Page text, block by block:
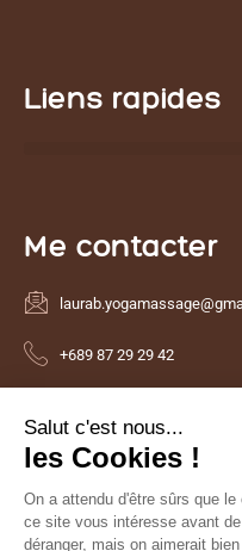
Liens rapides
Me contacter
+689 87 29 29 42